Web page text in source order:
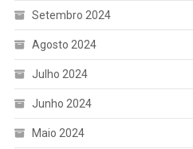
Setembro 2024
Agosto 2024
Julho 2024
Junho 2024
Maio 2024